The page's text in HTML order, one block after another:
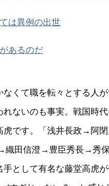
は異例の出世
あるのだ
くて職を転々とする人
れないのも事実。戦国時
虎です。「浅井長政→阿
→織田信澄→豊臣秀長→
として有名な藤堂高虎